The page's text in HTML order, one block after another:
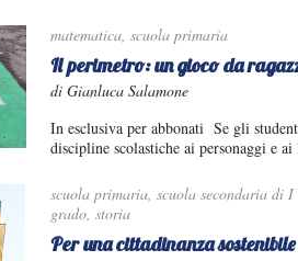
matematica, scuola primaria
Il perimetro: un gioco da
di Gianluca Salamone
In esclusiva per abbonati Se gli
discipline scolastiche ai personaggi e
scuola primaria, scuola secondaria di I
grado, storia
Per una cittadinanza